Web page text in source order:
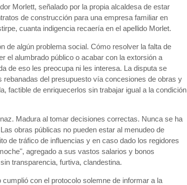
Morlett, señalado por la propia alcaldesa de estar
de construcción para una empresa familiar en
cuanta indigencia recaería en el apellido Morlet.
de algún problema social. Cómo resolver la falta de
el alumbrado público o acabar con la extorsión a
de eso les preocupa ni les interesa. La disputa se
del presupuesto vía concesiones de obras y
factible de enriquecerlos sin trabajar igual a la condición
Madura al tomar decisiones correctas. Nunca se ha
obras públicas no pueden estar al menudeo de
de tráfico de influencias y en caso dado los regidores
agregado a sus vastos salarios y bonos
transparencia, furtiva, clandestina.
con el protocolo solemne de informar a la